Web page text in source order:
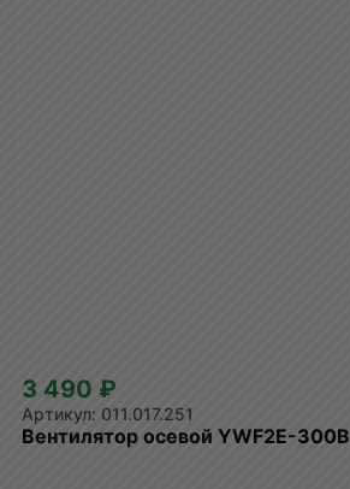
3 490 ₽
011.017.251
Вентилятор осевой YWF2E-300B